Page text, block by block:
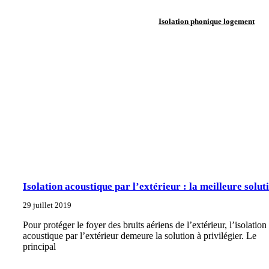
Isolation phonique logement
Isolation acoustique par l’extérieur : la meilleure
29 juillet 2019
Pour protéger le foyer des bruits aériens de l’extérieur, l’isolation
acoustique par l’extérieur demeure la solution à privilégier. Le
principal